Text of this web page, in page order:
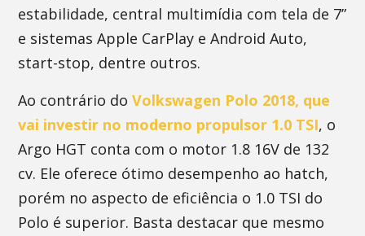
estabilidade, central multimídia com tela de 7”
e sistemas Apple CarPlay e Android Auto,
start-stop, dentre outros.
Ao contrário doVolkswagen Polo 2018, que
vai investir no moderno propulsor 1.0 TSI, o
Argo HGT conta com o motor 1.8 16V de 132
cv. Ele oferece ótimo desempenho ao hatch,
porém no aspecto de eficiência o 1.0 TSI do
Polo é superior. Basta destacar que mesmo